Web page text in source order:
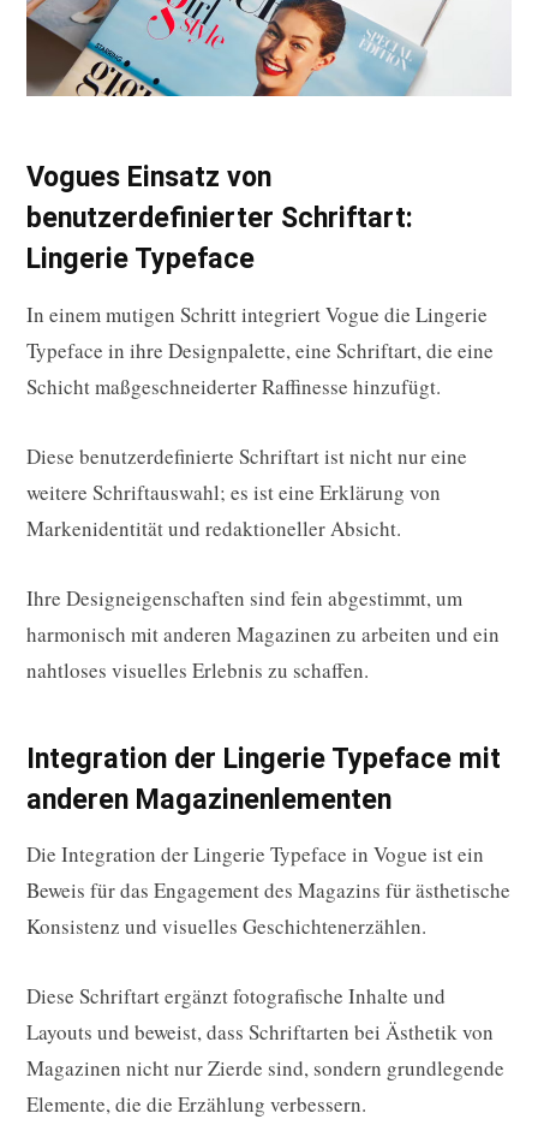
Vogues Einsatz von
benutzerdefinierter Schriftart:
Lingerie Typeface
In einem mutigen Schritt integriert Vogue die Lingerie
Typeface in ihre Designpalette, eine Schriftart, die eine
Schicht maßgeschneiderter Raffinesse hinzufügt.
Diese benutzerdefinierte Schriftart ist nicht nur eine
weitere Schriftauswahl; es ist eine Erklärung von
Markenidentität und redaktioneller Absicht.
Ihre Designeigenschaften sind fein abgestimmt, um
harmonisch mit anderen Magazinen zu arbeiten und ein
nahtloses visuelles Erlebnis zu schaffen.
Integration der Lingerie Typeface mit
anderen Magazinenlementen
Die Integration der Lingerie Typeface in Vogue ist ein
Beweis für das Engagement des Magazins für ästhetische
Konsistenz und visuelles Geschichtenerzählen.
Diese Schriftart ergänzt fotografische Inhalte und
Layouts und beweist, dass Schriftarten bei Ästhetik von
Magazinen nicht nur Zierde sind, sondern grundlegende
Elemente, die die Erzählung verbessern.